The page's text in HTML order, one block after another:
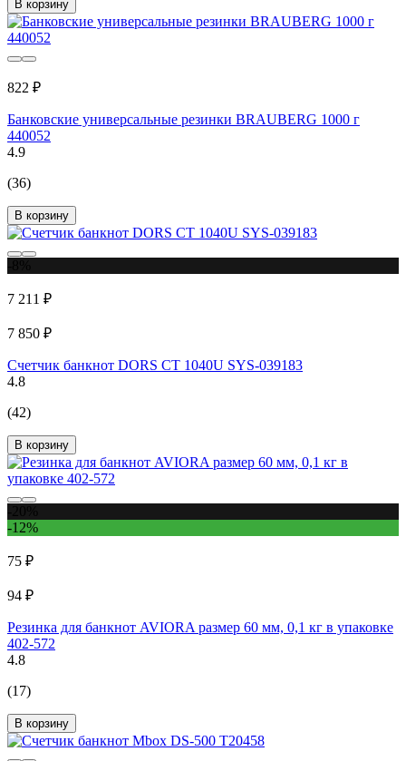
В корзину
822 ₽
Банковские универсальные резинки BRAUBERG 1000 г
440052
4.9
(36)
В корзину
7 211 ₽
7 850 ₽
Счетчик банкнот DORS CT 1040U SYS-039183
4.8
(42)
В корзину
-12%
75 ₽
94 ₽
Резинка для банкнот AVIORA размер 60 мм, 0,1 кг в упаковке
402-572
4.8
(17)
В корзину